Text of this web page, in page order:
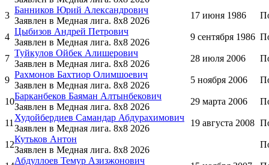
3
Банников Юрий Александрович
Заявлен в Медная лига. 8x8 2026
17 июня 1986
4
Цыбизов Андрей Петрович
Заявлен в Медная лига. 8x8 2026
9 сентября 1986
7
Туйкулов Ойбек Алишерович
Заявлен в Медная лига. 8x8 2026
28 июля 2006
9
Рахмонов Бахтиор Олимшоевич
Заявлен в Медная лига. 8x8 2026
5 ноября 2006
10
Барканбеков Баяман Алтынбекович
Заявлен в Медная лига. 8x8 2026
29 марта 2006
11
Худойбердиев Самандар Абдурахимович
Заявлен в Медная лига. 8x8 2026
19 августа 2008
12
Кутьков Антон
Заявлен в Медная лига. 8x8 2026
Абдуллоев Темур Азизжонович